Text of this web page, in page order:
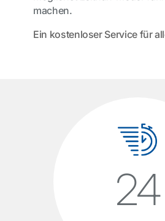
machen.
Ein kostenloser Service für
24